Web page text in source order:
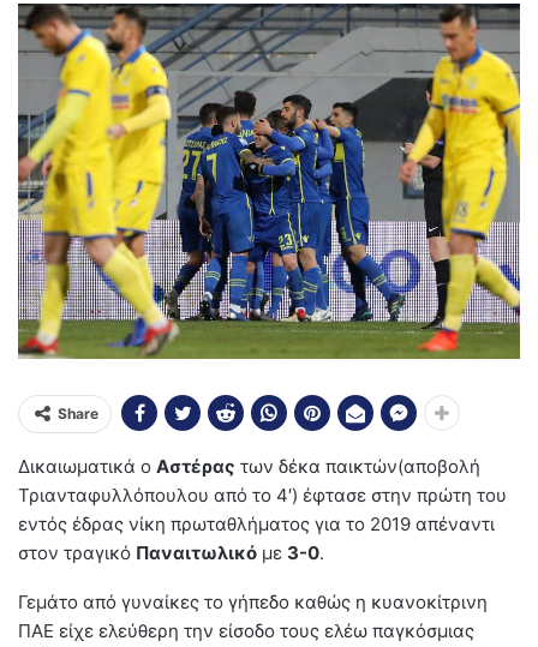
Share
Δικαιωματικά ο Αστέρας των δέκα παικτών(αποβολή
Τριανταφυλλόπουλου από το 4′) έφτασε στην πρώτη του
εντός έδρας νίκη πρωταθλήματος για το 2019 απέναντι
στον τραγικό Παναιτωλικό με 3-0.
Γεμάτο από γυναίκες το γήπεδο καθώς η κυανοκίτρινη
ΠΑΕ είχε ελεύθερη την είσοδο τους ελέω παγκόσμιας